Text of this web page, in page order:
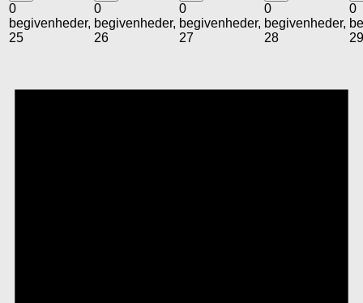
0
begivenheder,
25
0
begivenheder,
26
0
begivenheder,
27
0
begivenheder,
28
0
29